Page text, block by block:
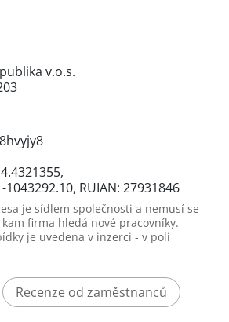
v.o.s.
-1043292.10, RUIAN: 27931846
je sídlem společnosti a nemusí se
firma hledá nové pracovníky.
je uvedena v inzerci - v poli
Recenze od zaměstnanců